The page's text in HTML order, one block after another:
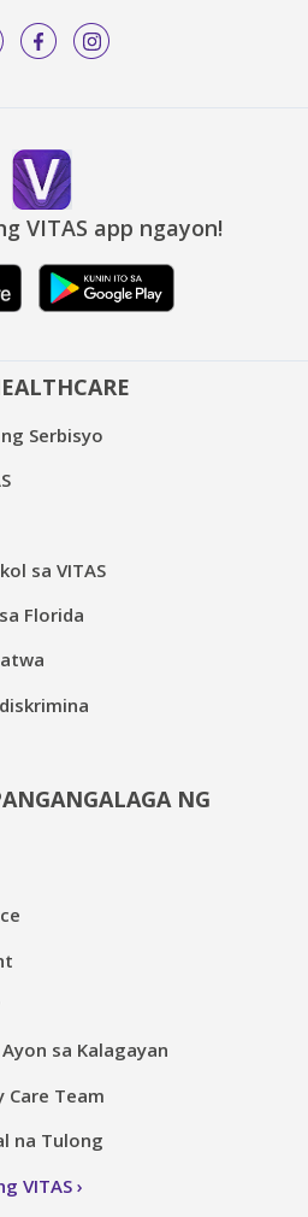
VITAS app ngayon!
Serbisyo
sa VITAS
Florida
NG
sa Kalagayan
Team
na Tulong
VITAS